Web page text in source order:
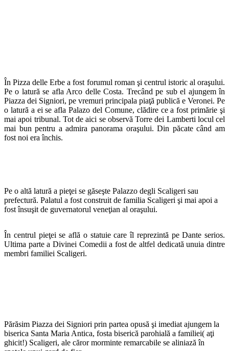
În Pizza delle Erbe a fost forumul roman şi centrul istoric al oraşului.
Pe o latură se afla Arco delle Costa. Trecând pe sub el ajungem în
Piazza dei Signiori, pe vremuri principala piaţă publică e Veronei. Pe
o latură a ei se afla Palazo del Comune, clădire ce a fost primărie şi
mai apoi tribunal. Tot de aici se observă Torre dei Lamberti locul cel
mai bun pentru a admira panorama oraşului. Din păcate când am
fost noi era închis.
Pe o altă latură a pieţei se găseşte Palazzo degli Scaligeri sau
prefectură. Palatul a fost construit de familia Scaligeri şi mai apoi a
fost însuşit de guvernatorul veneţian al oraşului.
În centrul pieţei se află o statuie care îl reprezintă pe Dante serios.
Ultima parte a Divinei Comedii a fost de altfel dedicată unuia dintre
membri familiei Scaligeri.
Părăsim Piazza dei Signiori prin partea opusă şi imediat ajungem la
biserica Santa Maria Antica, fosta biserică parohială a familiei( aţi
ghicit!) Scaligeri, ale căror morminte remarcabile se aliniază în